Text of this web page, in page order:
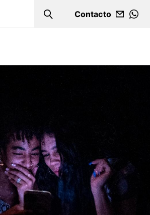
Search
Contacto